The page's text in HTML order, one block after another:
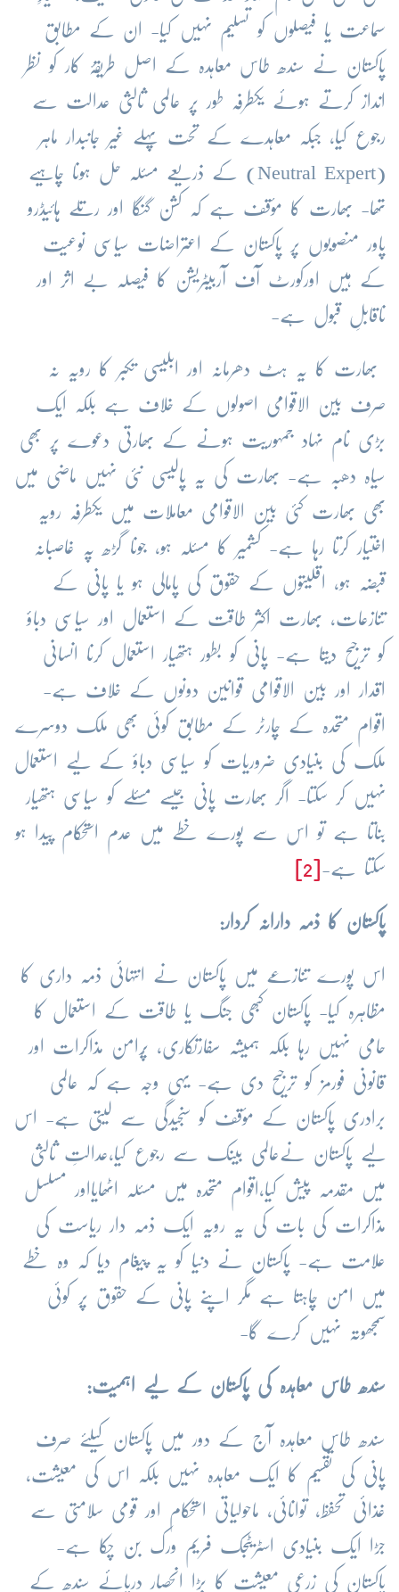
سماعت یا فیصلوں کو تسلیم نہیں کیا- ان کے مطابق
پاکستان نے سندھ طاس معاہدہ کے اصل طریقۂ کار کو نظر
انداز کرتے ہوئے یکطرفہ طور پر عالمی ثالثی عدالت سے
رجوع کیا، جبکہ معاہدے کے تحت پہلے غیر جانبدار ماہر
(Neutral Expert) کے ذریعے مسئلہ حل ہونا چاہیے
تھا- بھارت کا مؤقف ہے کہ کشن گنگا اور رتلے ہائیڈرو
پاور منصوبوں پر پاکستان کے اعتراضات سیاسی نوعیت
کے ہیں اورکورٹ آف آربیٹریشن کا فیصلہ بے اثر اور
ناقابلِ قبول ہے-
بھارت کا یہ ہٹ دھرمانہ اور ابلیسی تکبر کا رویہ نہ
صرف بین الاقوامی اصولوں کے خلاف ہے بلکہ ایک
بڑی نام نہاد جمہوریت ہونے کے بھارتی دعوے پر بھی
سیاہ دھبہ ہے- بھارت کی یہ پالیسی نئی نہیں ماضی میں
بھی بھارت کئی بین الاقوامی معاملات میں یکطرفہ رویہ
اختیار کرتا رہا ہے- کشمیر کا مسئلہ ہو، جونا گڑھ پہ غاصبانہ
قبضہ ہو، اقلیتوں کے حقوق کی پامالی ہو یا پانی کے
تنازعات، بھارت اکثر طاقت کے استعمال اور سیاسی دباؤ
کو ترجیح دیتا ہے- پانی کو بطور ہتھیار استعمال کرنا انسانی
اقدار اور بین الاقوامی قوانین دونوں کے خلاف ہے-
اقوام متحدہ کے چارٹر کے مطابق کوئی بھی ملک دوسرے
ملک کی بنیادی ضروریات کو سیاسی دباؤ کے لیے استعمال
نہیں کر سکتا- اگر بھارت پانی جیسے مسئلے کو سیاسی ہتھیار
بناتا ہے تو اس سے پورے خطے میں عدم استحکام پیدا ہو
سکتا ہے-
پاکستان کا ذمہ دارانہ کردار:
اس پورے تنازعے میں پاکستان نے انتہائی ذمہ داری کا
مظاہرہ کیا- پاکستان کبھی جنگ یا طاقت کے استعمال کا
حامی نہیں رہا بلکہ ہمیشہ سفارتکاری، پُرامن مذاکرات اور
قانونی فورمز کو ترجیح دی ہے- یہی وجہ ہے کہ عالمی
برادری پاکستان کے مؤقف کو سنجیدگی سے لیتی ہے- اس
لیے پاکستان نےعالمی بینک سے رجوع کیا،عدالتِ ثالثی
میں مقدمہ پیش کیا،اقوام متحدہ میں مسئلہ اٹھایااور مسلسل
مذاکرات کی بات کی یہ رویہ ایک ذمہ دار ریاست کی
علامت ہے- پاکستان نے دنیا کو یہ پیغام دیا کہ وہ خطے
میں امن چاہتا ہے مگر اپنے پانی کے حقوق پر کوئی
سمجھوتہ نہیں کرے گا-
سندھ طاس معاہدہ کی پاکستان کے لیے اہمیت:
سندھ طاس معاہدہ آج کے دور میں پاکستان کیلئے صرف
پانی کی تقسیم کا ایک معاہدہ نہیں بلکہ اس کی معیشت،
غذائی تحفظ، توانائی، ماحولیاتی استحکام اور قومی سلامتی سے
جڑا ایک بنیادی اسٹریٹجک فریم ورک بن چکا ہے-
پاکستان کی زرعی معیشت کا بڑا انحصار دریائے سندھ کے